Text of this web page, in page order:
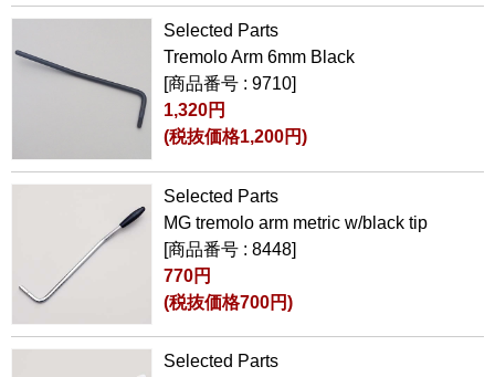
Selected Parts
Tremolo Arm 6mm Black
[商品番号 : 9710]
1,320円
(税抜価格1,200円)
Selected Parts
MG tremolo arm metric w/black tip
[商品番号 : 8448]
770円
(税抜価格700円)
Selected Parts